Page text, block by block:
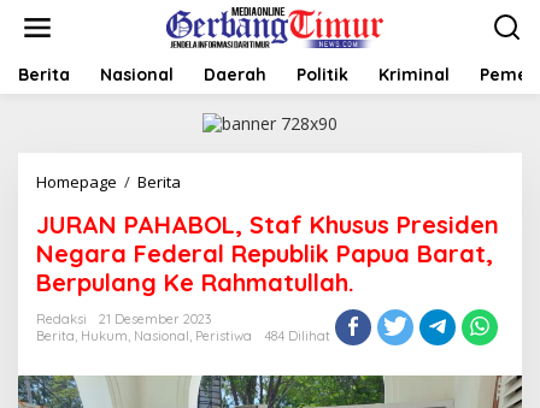
t
Berita Nasional Daerah Politik Kriminal
Homepage / Berita
R
A
N
P
A
H
B
JURAN PAHABOL, Staf Khusus Presiden
Negara Federal Republik Papua Barat,
Berpulang Ke Rahmatullah.
Redaksi
21 Desember 2023
Berita, Hukum, Nasional, Peristiwa 484 Dilihat